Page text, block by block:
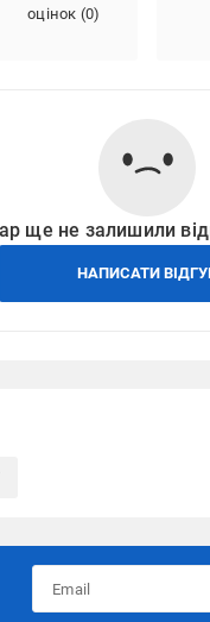
оцінок (0)
ще не залишили
НАПИСАТИ